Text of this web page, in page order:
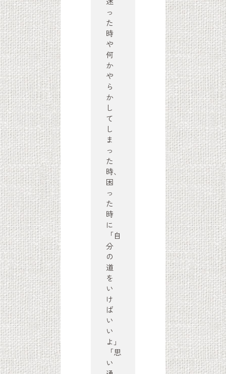
っ
た
時
や
何
か
や
ら
か
し
て
し
ま
っ
た
時、
困
っ
た
時
に
「自
分
の
道
を
い
け
ば
い
い
よ」
「思
い